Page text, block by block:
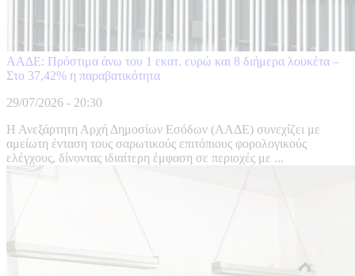
ΑΑΔΕ: Πρόστιμα άνω του 1 εκατ. ευρώ και 8 διήμερα λουκέτα –
Στο 37,42% η παραβατικότητα
29/07/2026 - 20:30
Η Ανεξάρτητη Αρχή Δημοσίων Εσόδων (ΑΑΔΕ) συνεχίζει με
αμείωτη ένταση τους σαρωτικούς επιτόπιους φορολογικούς
ελέγχους, δίνοντας ιδιαίτερη έμφαση σε περιοχές με ...